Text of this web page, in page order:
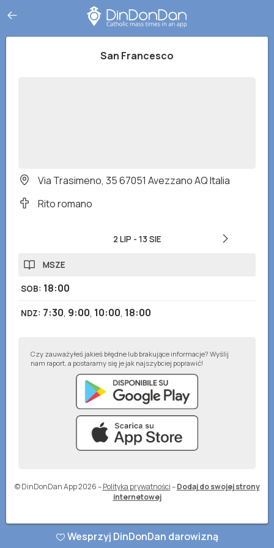
San Francesco
Via Trasimeno, 35 67051 Avezzano AQ Italia
Rito romano
2 LIP - 13 SIE
MSZE
SOB: 18:00
NDZ: 7:30, 9:00, 10:00, 18:00
Czy zauważyłeś jakieś błędne lub brakujące informacje? Wyślij
nam raport, a postaramy się je jak najszybciej poprawić!
© DinDonDan App 2026– Polityka prywatności– Dodaj do swojej strony
internetowej
Wesprzyj DinDonDan darowizną